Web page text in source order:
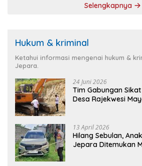
Selengkapnya
Hukum & kriminal
Ketahui informasi mengenai hukum &
Jepara.
24 Juni 2026
Tim Gabungan
Desa Rajekwesi
13 April 2026
Hilang Sebulan,
Jepara Ditemukan